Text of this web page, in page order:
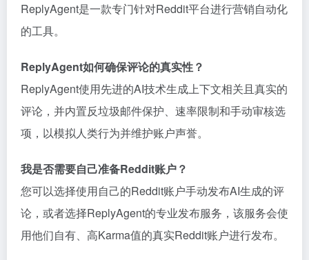
ReplyAgent是一款专门针对Reddit平台进行营销自动化
的工具。
ReplyAgent如何确保评论的真实性？
ReplyAgent使用先进的AI技术生成上下文相关且真实的
评论，并内置反垃圾邮件保护、速率限制和手动审核选
项，以模拟人类行为并维护账户声誉。
我是否需要自己准备Reddit账户？
您可以选择使用自己的Reddit账户手动发布AI生成的评
论，或者选择ReplyAgent的专业发布服务，该服务会使
用他们自有、高Karma值的真实Reddit账户进行发布。